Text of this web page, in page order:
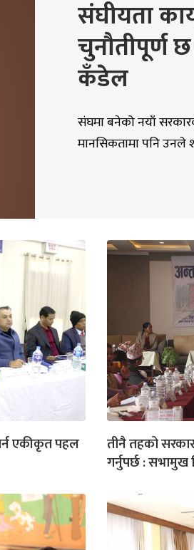
संघीयता
चुनौतीपूर्ण
कँडेल
संघमा बनेको नयाँ
मानसिकतामा पनि उनले
एकीकृत पहल
तीनै तहको
गर्नुपर्छ : सभामुख